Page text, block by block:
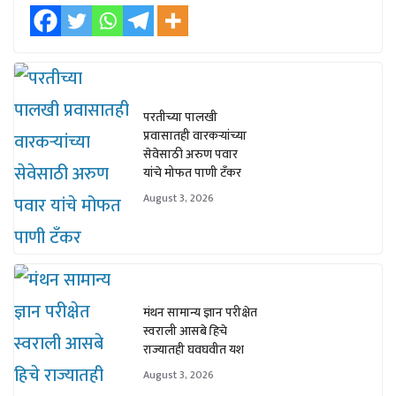
परतीच्या पालखी
प्रवासातही वारकऱ्यांच्या
सेवेसाठी अरुण पवार
यांचे मोफत पाणी टँकर
August 3, 2026
मंथन सामान्य ज्ञान परीक्षेत
स्वराली आसबे हिचे
राज्यातही घवघवीत यश
August 3, 2026